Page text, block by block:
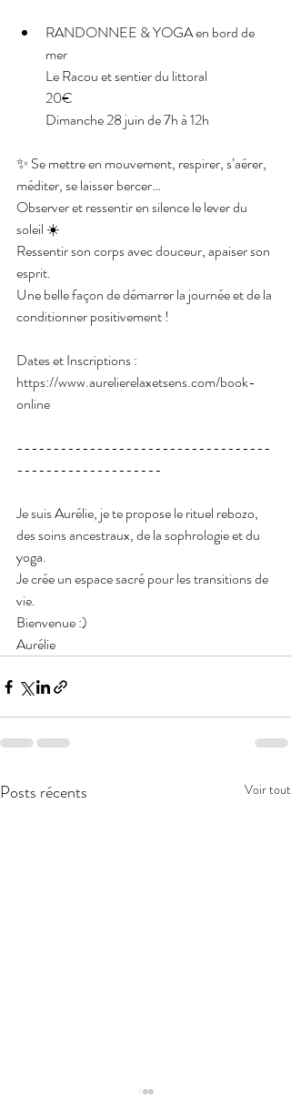
RANDONNEE & YOGA en bord de
mer
Le Racou et sentier du littoral
20€
Dimanche 28 juin de 7h à 12h
✨ Se mettre en mouvement, respirer, s’aérer,
méditer, se laisser bercer…
Observer et ressentir en silence le lever du
soleil ☀️
Ressentir son corps avec douceur, apaiser son
esprit.
Une belle façon de démarrer la journée et de la
conditionner positivement !
Dates et Inscriptions :
https://www.aurelierelaxetsens.com/book-
online
-----------------------------------
--------------------
Je suis Aurélie, je te propose le rituel rebozo,
des soins ancestraux, de la sophrologie et du
yoga.
Je crée un espace sacré pour les transitions de
vie.
Bienvenue :)
Aurélie
Posts récents Voir tout